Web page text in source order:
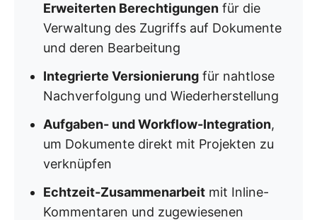
Erweiterten Berechtigungen für die
Verwaltung des Zugriffs auf Dokumente
und deren Bearbeitung
Integrierte Versionierung für nahtlose
Nachverfolgung und Wiederherstellung
Aufgaben- und Workflow-Integration,
um Dokumente direkt mit Projekten zu
verknüpfen
Echtzeit-Zusammenarbeit mit Inline-
Kommentaren und zugewiesenen